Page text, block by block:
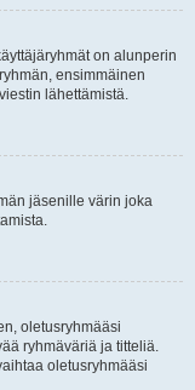
on alunperin
ensimmäinen
lähettämistä.
jäsenille värin joka
oletusryhmääsi
ryhmäväriä ja titteliä.
oletusryhmääsi